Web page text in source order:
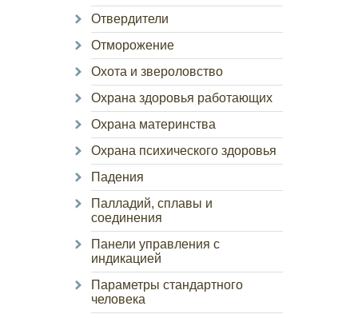
Отвердители
Отморожение
Охота и звероловство
Охрана здоровья работающих
Охрана материнства
Охрана психического здоровья
Падения
Палладий, сплавы и
соединения
Панели управления с
индикацией
Параметры стандартного
человека